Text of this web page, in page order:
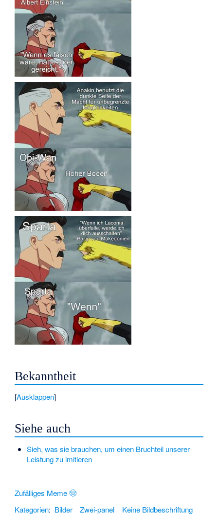
Bekanntheit
Ausklappen
Siehe auch
Sieh, was sie brauchen, um einen Bruchteil unserer
Leistung zu imitieren
Zufälliges Meme 🤠
Kategorien: Bilder Zwei-panel Keine Bildbeschriftung